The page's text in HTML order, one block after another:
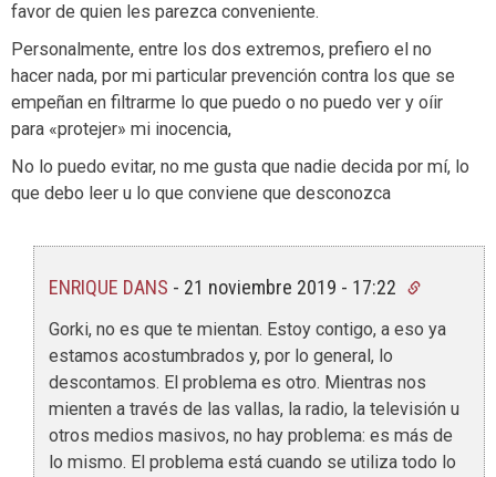
favor de quien les parezca conveniente.
Personalmente, entre los dos extremos, prefiero el no
hacer nada, por mi particular prevención contra los que se
empeñan en filtrarme lo que puedo o no puedo ver y oíir
para «protejer» mi inocencia,
No lo puedo evitar, no me gusta que nadie decida por mí, lo
que debo leer u lo que conviene que desconozca
ENRIQUE DANS - 21 noviembre 2019 - 17:22
Gorki, no es que te mientan. Estoy contigo, a eso ya
estamos acostumbrados y, por lo general, lo
descontamos. El problema es otro. Mientras nos
mienten a través de las vallas, la radio, la televisión u
otros medios masivos, no hay problema: es más de
lo mismo. El problema está cuando se utiliza todo lo